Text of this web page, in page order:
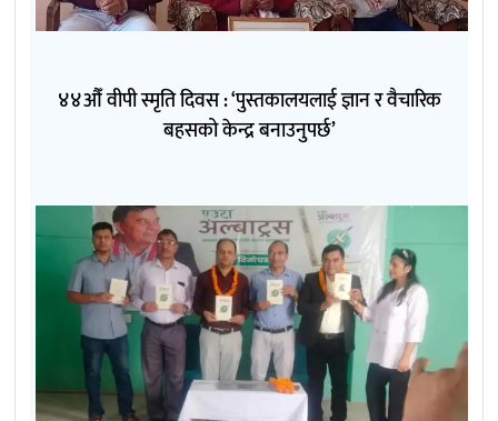
४४औँ वीपी स्मृति दिवस : ‘पुस्तकालयलाई ज्ञान र वैचारिक
बहसको केन्द्र बनाउनुपर्छ’